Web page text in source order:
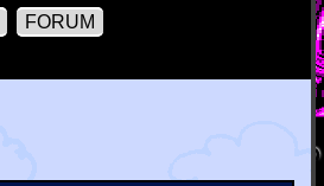
FORUM